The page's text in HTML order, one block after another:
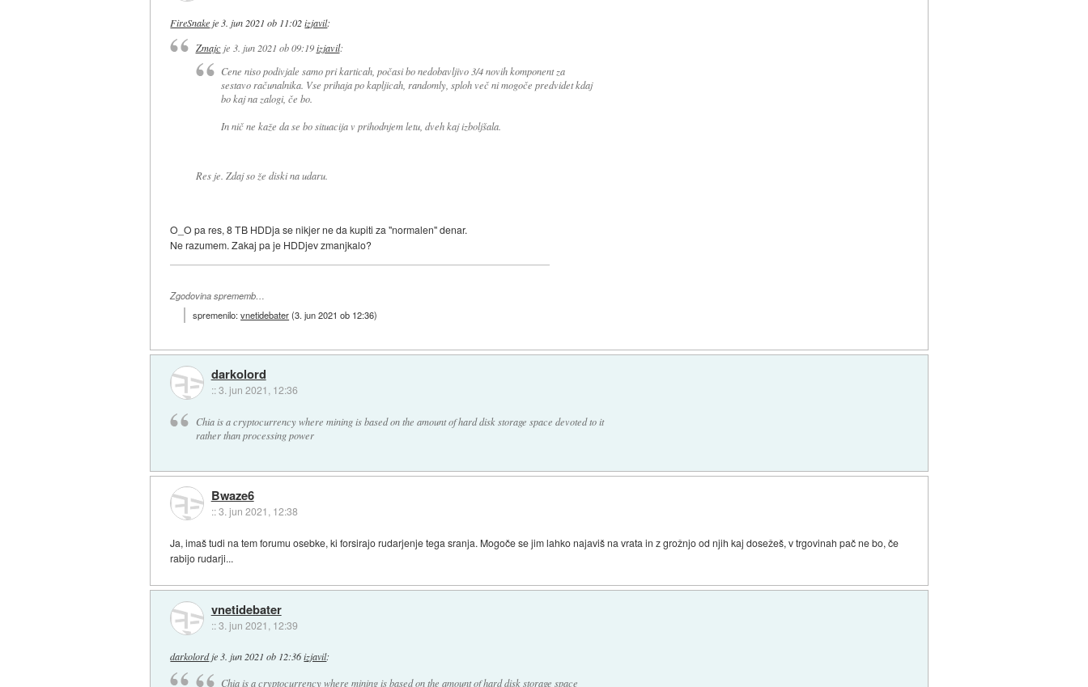
FireSnakeje3. jun 2021 ob 11:02 izjavil:
Zmajc je 3. jun 2021 ob 09:19 izjavil:
Cene niso podivjale samo pri karticah, počasi bo nedobavljivo 3/4 novih komponent za
sestavo računalnika. Vse prihaja po kapljicah, randomly, sploh več ni mogoče predvidet kdaj
bo kaj na zalogi, če bo.
In nič ne kaže da se bo situacija v prihodnjem letu, dveh kaj izboljšala.
Res je. Zdaj so že diski na udaru.
O_O pa res, 8 TB HDDja se nikjer ne da kupiti za "normalen" denar.
Ne razumem. Zakaj pa je HDDjev zmanjkalo?
Zgodovina sprememb…
spremenilo:vnetidebater(3. jun 2021 ob 12:36)
darkolord
::3. jun 2021, 12:36
Chia is a cryptocurrency where mining is based on the amount of hard disk storage space devoted to it
rather than processing power
Bwaze6
::3. jun 2021, 12:38
Ja, imaš tudi na tem forumu osebke, ki forsirajo rudarjenje tega sranja. Mogoče se jim lahko najaviš na vrata in z grožnjo od njih kaj dosežeš, v trgovinah pač ne bo, če
rabijo rudarji...
vnetidebater
::3. jun 2021, 12:39
darkolordje 3. jun 2021 ob 12:36 izjavil:
Chia is a cryptocurrency where mining is based on the amount of hard disk storage space